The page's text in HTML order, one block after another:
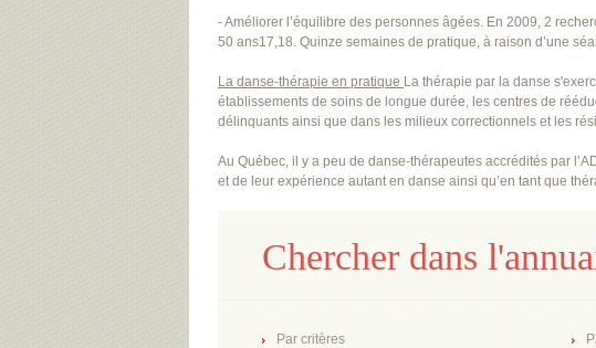
- Améliorer l’équilibre des personnes âgées. En 2009, 2
50 ans17,18. Quinze semaines de pratique, à raison d’une
La danse-thérapie en pratique La thérapie par la danse
établissements de soins de longue durée, les centres de
délinquants ainsi que dans les milieux correctionnels et les
Au Québec, il y a peu de danse-thérapeutes accrédités par
et de leur expérience autant en danse ainsi qu’en tant que
Chercher dans
Par critères